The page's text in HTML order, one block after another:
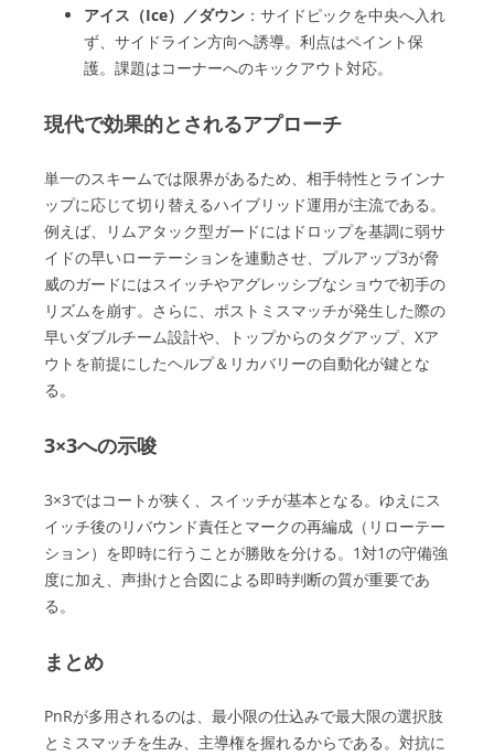
アイス（Ice）／ダウン ：サイドピックを中央へ入れ
ず、サイドライン方向へ誘導。利点はペイント保
護。課題はコーナーへのキックアウト対応。
現代で効果的とされるアプローチ
単一のスキームでは限界があるため、相手特性とラインナ
ップに応じて切り替えるハイブリッド運用が主流である。
例えば、リムアタック型ガードにはドロップを基調に弱サ
イドの早いローテーションを連動させ、プルアップ3が脅
威のガードにはスイッチやアグレッシブなショウで初手の
リズムを崩す。さらに、ポストミスマッチが発生した際の
早いダブルチーム設計や、トップからのタグアップ、Xア
ウトを前提にしたヘルプ＆リカバリーの自動化が鍵とな
る。
3×3への示唆
3×3ではコートが狭く、スイッチが基本となる。ゆえにス
イッチ後のリバウンド責任とマークの再編成（リローテー
ション）を即時に行うことが勝敗を分ける。1対1の守備強
度に加え、声掛けと合図による即時判断の質が重要であ
る。
まとめ
PnRが多用されるのは、最小限の仕込みで最大限の選択肢
とミスマッチを生み、主導権を握れるからである。対抗に